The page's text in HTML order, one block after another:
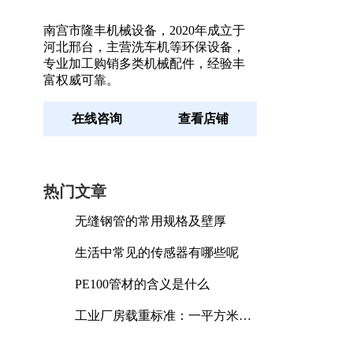
南宫市隆丰机械设备，2020年成立于
河北邢台，主营洗车机等环保设备，
专业加工购销多类机械配件，经验丰
富权威可靠。
在线咨询 查看店铺
热门文章
无缝钢管的常用规格及壁厚
生活中常见的传感器有哪些呢
PE100管材的含义是什么
工业厂房载重标准：一平方米能